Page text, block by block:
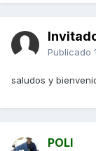
Publicado
saludos y
POLI